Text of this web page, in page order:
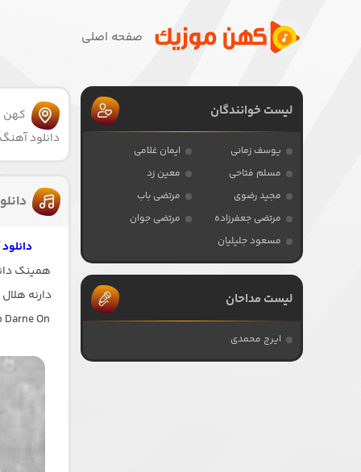
صفحه اصلی
کهن
دانلود
همینک
دارنه
On
لیست خوانندگان
یوسف زمانی
ایمان غلامی
مسلم فتاحی
معین زد
مجید رضوی
مرتضی باب
مرتضی جعفرزاده
مرتضی جوان
مسعود جلیلیان
لیست مداحان
ایرج محمدی